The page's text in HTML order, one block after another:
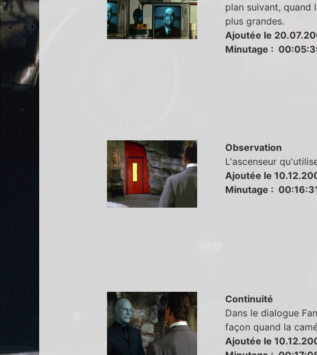
plan suivant, quand
plus grandes.
Ajoutée le
Minutage :
Observation
L'ascenseur
Ajoutée le
Minutage :
Continuité
Dans le dialogue
façon quand la
Ajoutée le